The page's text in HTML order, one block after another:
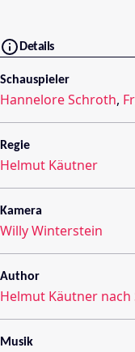
Details
Schauspieler
Hannelore Schroth,
Regie
Helmut Käutner
Kamera
Willy Winterstein
Author
Helmut Käutner
Musik